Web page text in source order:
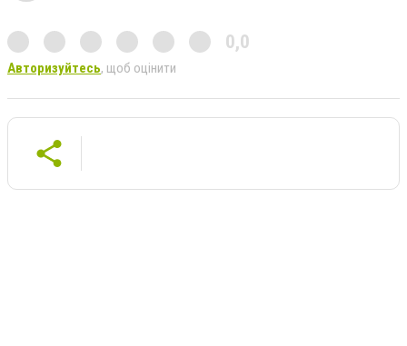
0,0
Авторизуйтесь, щоб оцінити